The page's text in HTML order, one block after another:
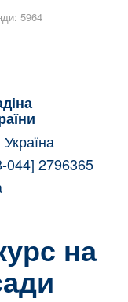
5964
Україна
044] 2796365
на